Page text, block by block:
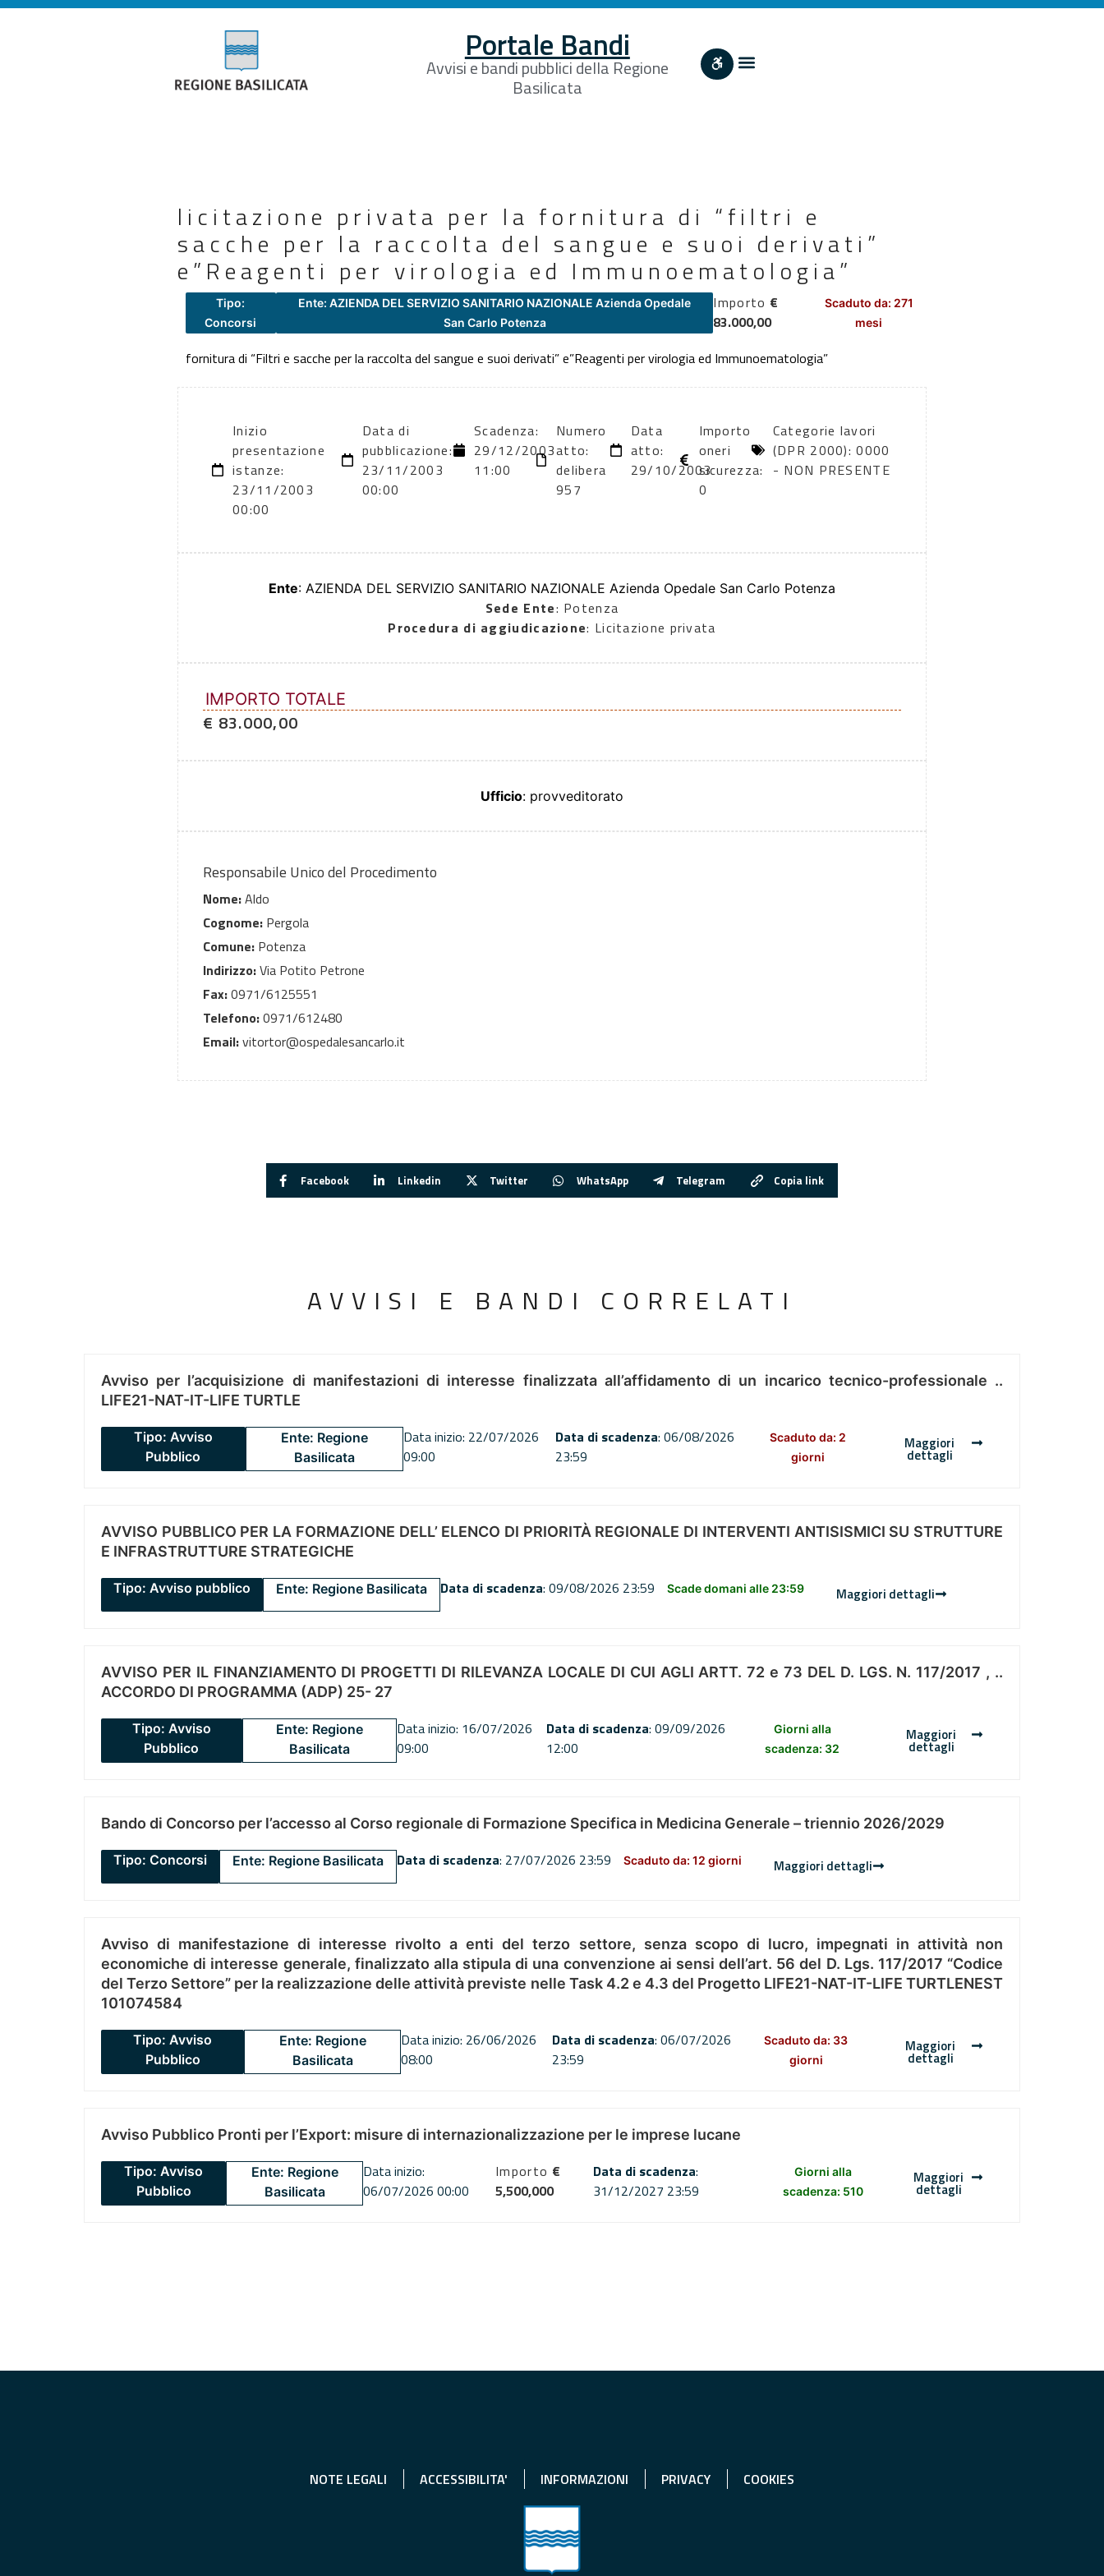
Portale Bandi
Avvisi e bandi pubblici della Regione
Basilicata
licitazione privata per la fornitura di “filtri e
sacche per la raccolta del sangue e suoi derivati”
e”Reagenti per virologia ed Immunoematologia”
Tipo:
Concorsi
Ente: AZIENDA DEL SERVIZIO SANITARIO NAZIONALE Azienda Opedale
San Carlo Potenza
Importo €
83.000,00
Scaduto da: 271
mesi
fornitura di “Filtri e sacche per la raccolta del sangue e suoi derivati” e”Reagenti per virologia ed Immunoematologia”
Inizio
presentazione
istanze:
23/11/2003
00:00
Data di
pubblicazione:
23/11/2003
00:00
Scadenza:
29/12/2003
11:00
Numero
atto:
delibera
957
Data
atto:
29/10/2003
Importo
oneri
sicurezza:
0
Categorie lavori
(DPR 2000): 0000
- NON PRESENTE
Ente: AZIENDA DEL SERVIZIO SANITARIO NAZIONALE Azienda Opedale San Carlo Potenza
Sede Ente: Potenza
Procedura di aggiudicazione: Licitazione privata
IMPORTO TOTALE
€ 83.000,00
Ufficio: provveditorato
Responsabile Unico del Procedimento
Nome:Aldo
Cognome: Pergola
Comune: Potenza
Indirizzo:Via Potito Petrone
Fax:0971/6125551
Telefono:0971/612480
Email:vitortor@ospedalesancarlo.it
Facebook Linkedin Twitter WhatsApp Telegram Copia link
AVVISI E BANDI CORRELATI
Avviso per l’acquisizione di manifestazioni di interesse finalizzata all’affidamento di un incarico tecnico-professionale ..
LIFE21-NAT-IT-LIFE TURTLE
Tipo: Avviso
Pubblico
Ente: Regione
Basilicata
Data inizio: 22/07/2026
09:00
Data di scadenza: 06/08/2026
23:59
Scaduto da: 2
giorni
Maggiori
dettagli
AVVISO PUBBLICO PER LA FORMAZIONE DELL’ ELENCO DI PRIORITÀ REGIONALE DI INTERVENTI ANTISISMICI SU STRUTTURE
E INFRASTRUTTURE STRATEGICHE
Tipo: Avviso pubblico Ente: Regione Basilicata Data di scadenza: 09/08/2026 23:59 Scade domani alle 23:59 Maggiori dettagli
AVVISO PER IL FINANZIAMENTO DI PROGETTI DI RILEVANZA LOCALE DI CUI AGLI ARTT. 72 e 73 DEL D. LGS. N. 117/2017 , ..
ACCORDO DI PROGRAMMA (ADP) 25- 27
Tipo: Avviso
Pubblico
Ente: Regione
Basilicata
Data inizio: 16/07/2026
09:00
Data di scadenza: 09/09/2026
12:00
Giorni alla
scadenza: 32
Maggiori
dettagli
Bando di Concorso per l’accesso al Corso regionale di Formazione Specifica in Medicina Generale – triennio 2026/2029
Tipo: Concorsi Ente: Regione Basilicata Data di scadenza: 27/07/2026 23:59 Scaduto da: 12 giorni Maggiori dettagli
Avviso di manifestazione di interesse rivolto a enti del terzo settore, senza scopo di lucro, impegnati in attività non
economiche di interesse generale, finalizzato alla stipula di una convenzione ai sensi dell’art. 56 del D. Lgs. 117/2017 “Codice
del Terzo Settore” per la realizzazione delle attività previste nelle Task 4.2 e 4.3 del Progetto LIFE21-NAT-IT-LIFE TURTLENEST
101074584
Tipo: Avviso
Pubblico
Ente: Regione
Basilicata
Data inizio: 26/06/2026
08:00
Data di scadenza: 06/07/2026
23:59
Scaduto da: 33
giorni
Maggiori
dettagli
Avviso Pubblico Pronti per l’Export: misure di internazionalizzazione per le imprese lucane
Tipo: Avviso
Pubblico
Ente: Regione
Basilicata
Data inizio:
06/07/2026 00:00
Importo €
5,500,000
Data di scadenza:
31/12/2027 23:59
Giorni alla
scadenza: 510
Maggiori
dettagli
NOTE LEGALI ACCESSIBILITA' INFORMAZIONI PRIVACY COOKIES